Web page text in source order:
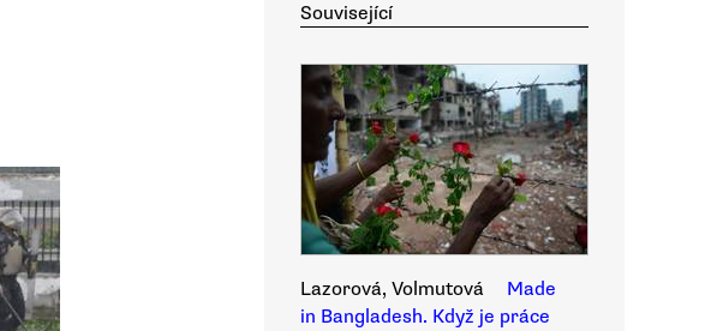
Související
Lazorová, Volmutová
Made
in Bangladesh. Když je práce